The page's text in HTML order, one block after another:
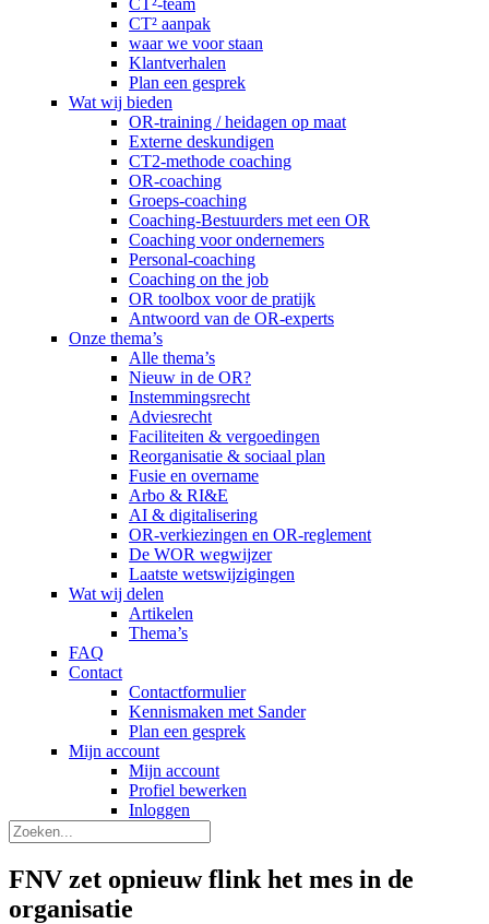
CT²-team
CT² aanpak
waar we voor staan
Klantverhalen
Plan een gesprek
Wat wij bieden
OR-training / heidagen op maat
Externe deskundigen
CT2-methode coaching
OR-coaching
Groeps-coaching
Coaching-Bestuurders met een OR
Coaching voor ondernemers
Personal-coaching
Coaching on the job
OR toolbox voor de pratijk
Antwoord van de OR-experts
Onze thema’s
Alle thema’s
Nieuw in de OR?
Instemmingsrecht
Adviesrecht
Faciliteiten & vergoedingen
Reorganisatie & sociaal plan
Fusie en overname
Arbo & RI&E
AI & digitalisering
OR-verkiezingen en OR-reglement
De WOR wegwijzer
Laatste wetswijzigingen
Wat wij delen
Artikelen
Thema’s
FAQ
Contact
Contactformulier
Kennismaken met Sander
Plan een gesprek
Mijn account
Mijn account
Profiel bewerken
Inloggen
FNV zet opnieuw flink het mes in de
organisatie